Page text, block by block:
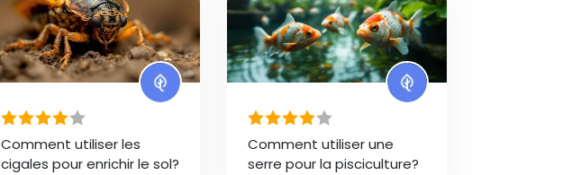
Comment utiliser les
cigales pour enrichir le sol?
Comment utiliser une
serre pour la pisciculture?